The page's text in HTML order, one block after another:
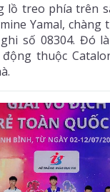
lồ treo phía trên
Yamal, chàng
số 08304. Đó
thuộc